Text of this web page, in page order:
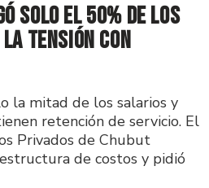
solo el 50% de los
tensión con
la mitad de los salarios y
retención de servicio. El
Privados de Chubut
de costos y pidió